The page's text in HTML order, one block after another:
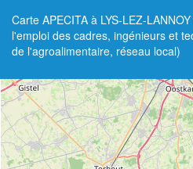
Carte APECITA à LYS-LEZ-
l'emploi des cadres, ingénieurs et
de l'agroalimentaire, réseau local)
+
−